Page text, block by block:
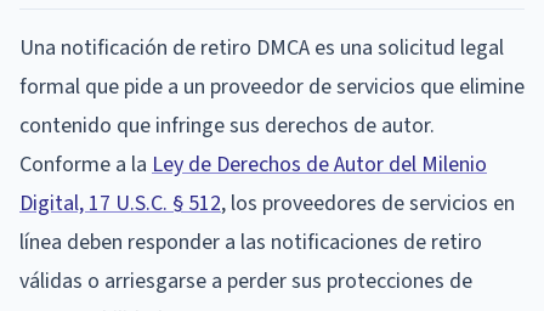
Una notificación de retiro DMCA es una solicitud legal
formal que pide a un proveedor de servicios que elimine
contenido que infringe sus derechos de autor.
Conforme a la Ley de Derechos de Autor del Milenio
Digital, 17 U.S.C. § 512, los proveedores de servicios en
línea deben responder a las notificaciones de retiro
válidas o arriesgarse a perder sus protecciones de